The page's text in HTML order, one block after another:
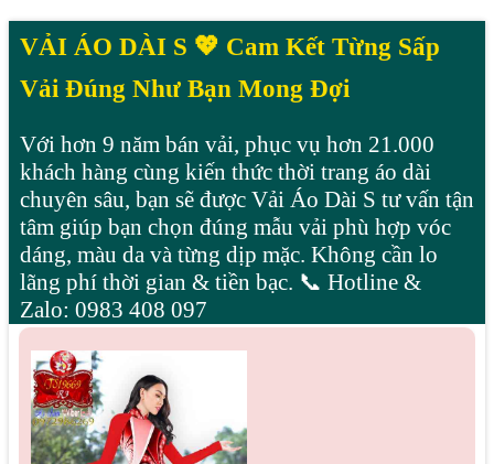
VẢI ÁO DÀI S 💖 Cam Kết Từng Sấp
Vải Đúng Như Bạn Mong Đợi
Với hơn 9 năm bán vải, phục vụ hơn 21.000
khách hàng cùng kiến thức thời trang áo dài
chuyên sâu, bạn sẽ được Vải Áo Dài S tư vấn tận
tâm giúp bạn chọn đúng mẫu vải phù hợp vóc
dáng, màu da và từng dịp mặc. Không cần lo
lãng phí thời gian & tiền bạc. 📞 Hotline &
Zalo: 0983 408 097